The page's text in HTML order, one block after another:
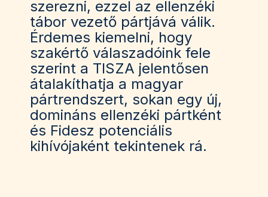
szerezni, ezzel az ellenzéki
tábor vezető pártjává válik.
Érdemes kiemelni, hogy
szakértő válaszadóink fele
szerint a TISZA jelentősen
átalakíthatja a magyar
pártrendszert, sokan egy új,
domináns ellenzéki pártként
és Fidesz potenciális
kihívójaként tekintenek rá.